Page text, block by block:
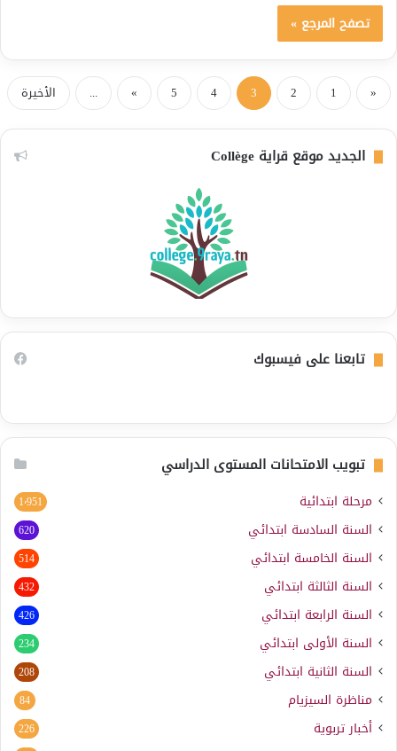
تصفح المرجع »
«
1
2
3
4
5
»
... الأخيرة
الجديد موقع قراية Collège
تابعنا على فيسبوك
تبويب الامتحانات المستوى الدراسي
مرحلة ابتدائية 1٬951
السنة السادسة ابتدائي 620
السنة الخامسة ابتدائي 514
السنة الثالثة ابتدائي 432
السنة الرابعة ابتدائي 426
السنة الأولى ابتدائي 234
السنة الثانية ابتدائي 208
مناظرة السيزيام 84
أخبار تربوية 226